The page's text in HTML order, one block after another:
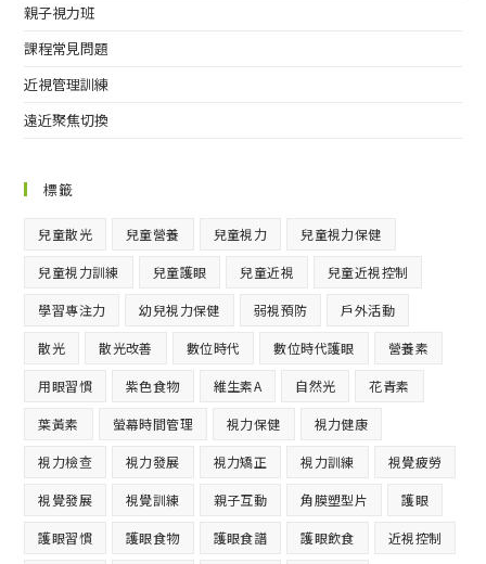
親子視力班
課程常見問題
近視管理訓練
遠近聚焦切換
標籤
兒童散光 兒童營養 兒童視力 兒童視力保健
兒童視力訓練 兒童護眼 兒童近視 兒童近視控制
學習專注力 幼兒視力保健 弱視預防 戶外活動
散光 散光改善 數位時代 數位時代護眼 營養素
用眼習慣 紫色食物 維生素A 自然光 花青素
葉黃素 螢幕時間管理 視力保健 視力健康
視力檢查 視力發展 視力矯正 視力訓練 視覺疲勞
視覺發展 視覺訓練 親子互動 角膜塑型片 護眼
護眼習慣 護眼食物 護眼食譜 護眼飲食 近視控制